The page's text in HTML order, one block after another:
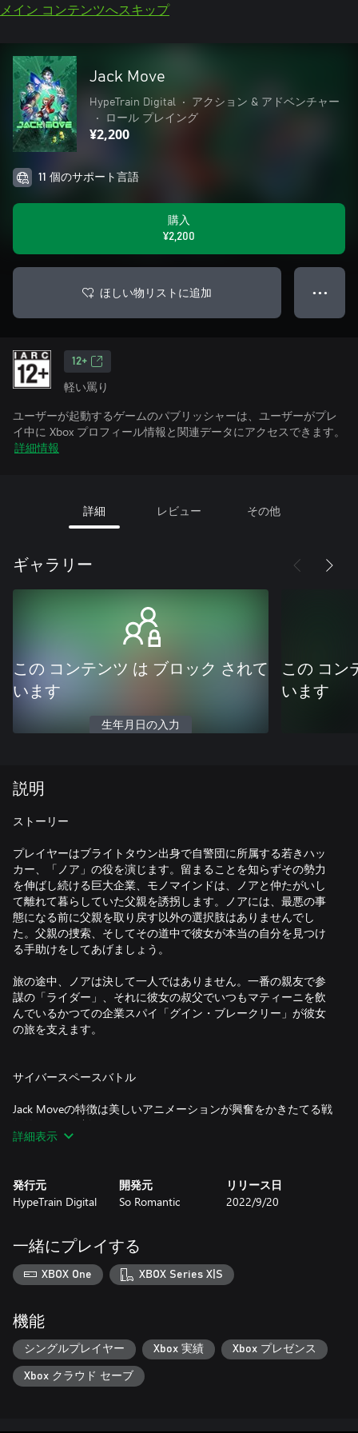
メイン コンテンツへスキップ
Jack Move
HypeTrain Digital •
アクション & アドベンチャー
•
ロール プレイング
¥2,200
11 個のサポート言語
購入
¥2,200
ほしい物リストに追加 ● ● ●
12+
軽い罵り
ユーザーが起動するゲームのパブリッシャーは、ユーザーがプレ
イ中に Xbox プロフィール情報と関連データにアクセスできます。
詳細情報
詳細 レビュー その他
ギャラリー
この コンテンツ は ブロック されて
います
生年月日の入力
この コン
います
説明
ストーリー
プレイヤーはブライトタウン出身で自警団に所属する若きハッ
カー、「ノア」の役を演じます。留まることを知らずその勢力
を伸ばし続ける巨大企業、モノマインドは、ノアと仲たがいし
て離れて暮らしていた父親を誘拐します。ノアには、最悪の事
態になる前に父親を取り戻す以外の選択肢はありませんでし
た。父親の捜索、そしてその道中で彼女が本当の自分を見つけ
る手助けをしてあげましょう。
旅の途中、ノアは決して一人ではありません。一番の親友で参
謀の「ライダー」、それに彼女の叔父でいつもマティーニを飲
んでいるかつての企業スパイ「グイン・ブレークリー」が彼女
の旅を支えます。
サイバースペースバトル
Jack Moveの特徴は美しいアニメーションが興奮をかきたてる戦
術的なターン制バトルにあります。
う。どのソフトウェアを読み込むのがベストなのか、その選択
こそが勝利の鍵です！また、ハードウェアをアップグレードす
できるソフトウェアの数を増やしたり、ノアに新しいアビリテ
ィを覚えさせたりすることが可能です。
-レトロなRPGにインスパイアされ、最新のテクノロジーによっ
て磨き上げられたゴージャスな「ハイ・ビット」ピクセルアー
ト。
サイバースペースで敵と戦い、無数の巧妙なハッキングソフト
支配する邪悪な巨大企業、モノマインドを打倒しよう。
詳細表示
発行元
HypeTrain Digital
開発元
So Romantic
リリース日
2022/9/20
一緒にプレイする
XBOX One XBOX Series X|S
機能
シングルプレイヤー Xbox 実績 Xbox プレゼンス
Xbox クラウド セーブ